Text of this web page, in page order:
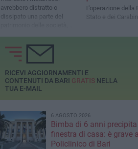
avrebbero distratto o
dissipato una parte del
L'operazione della
Stato e dei
RICEVI AGGIORNAMENTI E
CONTENUTI DA BARI GRATISNELLA
TUA E-MAIL
6 AGOSTO 2026
Bimba di 6 anni
finestra di casa: è grave
Policlinico di Bari